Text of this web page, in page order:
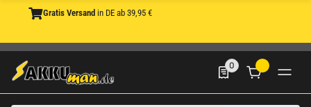
Gratis Versand in DE ab 39,95 €
0
0 Produkte in der